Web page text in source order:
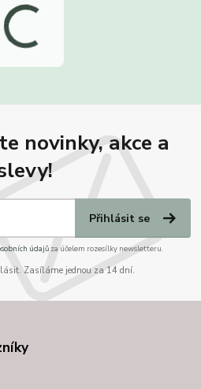
novinky, akce a
Přihlásit se
údajůza účelem rozesílky newsletteru.
Zasíláme jednou za 14 dní.